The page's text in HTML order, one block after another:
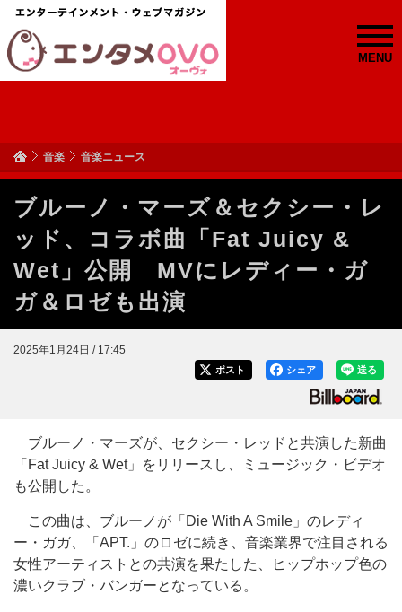
MENU
音楽 音楽ニュース
ブルーノ・マーズ＆セクシー・レ
ッド、コラボ曲「Fat Juicy &
Wet」公開 MVにレディー・ガ
ガ＆ロゼも出演
2025年1月24日 / 17:45
送る
シェア
ポスト
ブルーノ・マーズが、セクシー・レッドと共演した新曲
「Fat Juicy & Wet」をリリースし、ミュージック・ビデオ
も公開した。
この曲は、ブルーノが「Die With A Smile」のレディ
ー・ガガ、「APT.」のロゼに続き、音楽業界で注目される
女性アーティストとの共演を果たした、ヒップホップ色の
濃いクラブ・バンガーとなっている。